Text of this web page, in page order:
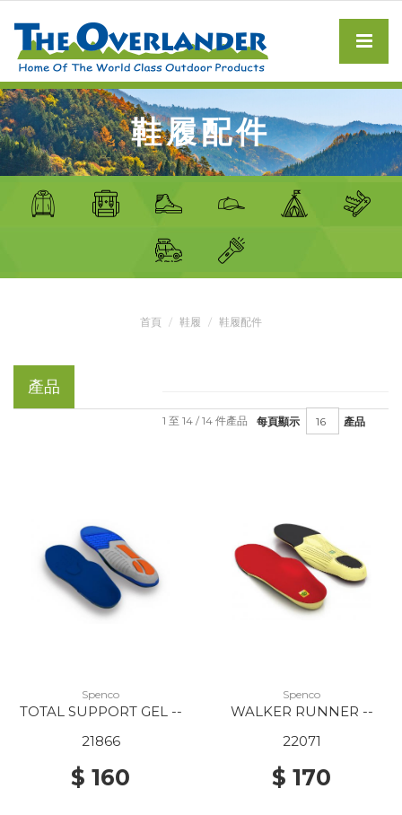
鞋履配件
首頁 鞋履 鞋履配件
產品
每頁顯示 產品
1 至 14 / 14 件產品
Spenco
TOTAL SUPPORT GEL --
21866
$ 160
Spenco
WALKER RUNNER --
22071
$ 170